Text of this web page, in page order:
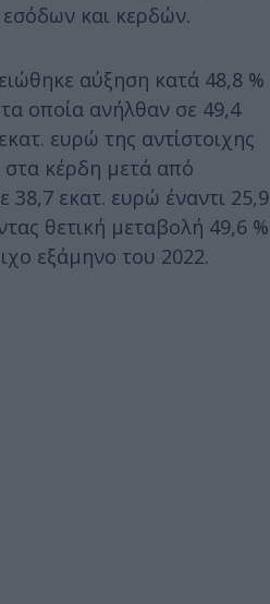
και κερδών.
αύξηση κατά 48,8 %
οποία ανήλθαν σε 49,4
ευρώ της αντίστοιχης
στα κέρδη μετά από
εκατ. ευρώ έναντι 25,9
θετική μεταβολή 49,6 %
εξάμηνο του 2022.